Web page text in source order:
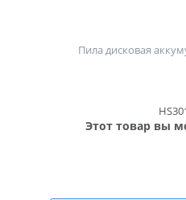
Пила дисковая
Этот товар вы